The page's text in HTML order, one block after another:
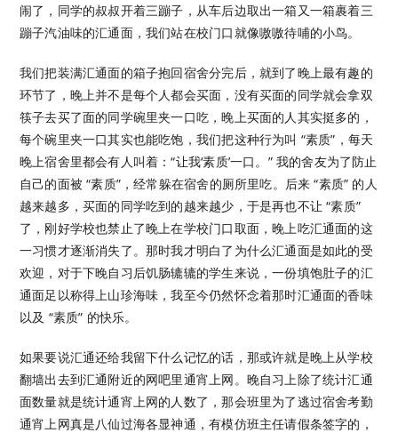
闹了，同学的叔叔开着三蹦子，从车后边取出一箱又一箱裹着三
蹦子汽油味的汇通面，我们站在校门口就像嗷嗷待哺的小鸟。
我们把装满汇通面的箱子抱回宿舍分完后，就到了晚上最有趣的
环节了，晚上并不是每个人都会买面，没有买面的同学就会拿双
筷子去买了面的同学碗里夹一口吃，晚上买面的人其实挺多的，
每个碗里夹一口其实也能吃饱，我们把这种行为叫 “素质”，每天
晚上宿舍里都会有人叫着：“让我‘素质’一口。” 我的舍友为了防止
自己的面被 “素质”，经常躲在宿舍的厕所里吃。后来 “素质” 的人
越来越多，买面的同学吃到的越来越少，于是再也不让 “素质”
了，刚好学校也禁止了晚上在学校门口取面，晚上吃汇通面的这
一习惯才逐渐消失了。那时我才明白了为什么汇通面是如此的受
欢迎，对于下晚自习后饥肠辘辘的学生来说，一份填饱肚子的汇
通面足以称得上山珍海味，我至今仍然怀念着那时汇通面的香味
以及 “素质” 的快乐。
如果要说汇通还给我留下什么记忆的话，那或许就是晚上从学校
翻墙出去到汇通附近的网吧里通宵上网。晚自习上除了统计汇通
面数量就是统计通宵上网的人数了，那会班里为了逃过宿舍考勤
通宵上网真是八仙过海各显神通，有模仿班主任请假条签字的，